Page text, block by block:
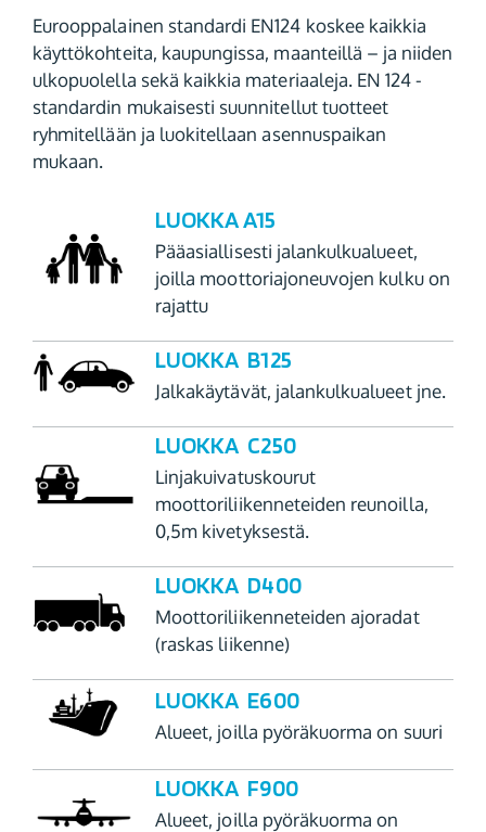
Eurooppalainen standardi EN124 koskee kaikkia
käyttökohteita, kaupungissa, maanteillä – ja niiden
ulkopuolella sekä kaikkia materiaaleja. EN 124 -
standardin mukaisesti suunnitellut tuotteet
ryhmitellään ja luokitellaan asennuspaikan
mukaan.
LUOKKA A15
Pääasiallisesti jalankulkualueet,
joilla moottoriajoneuvojen kulku on
rajattu
LUOKKA B125
Jalkakäytävät, jalankulkualueet jne.
LUOKKA C250
Linjakuivatuskourut
moottoriliikenneteiden reunoilla,
0,5m kivetyksestä.
LUOKKA D400
Moottoriliikenneteiden ajoradat
(raskas liikenne)
LUOKKA E600
Alueet, joilla pyöräkuorma on suuri
LUOKKA F900
Alueet, joilla pyöräkuorma on